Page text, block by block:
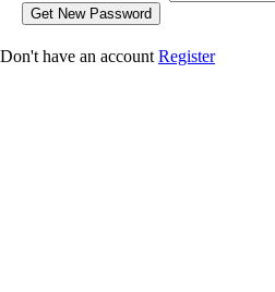
Don't have an account Register